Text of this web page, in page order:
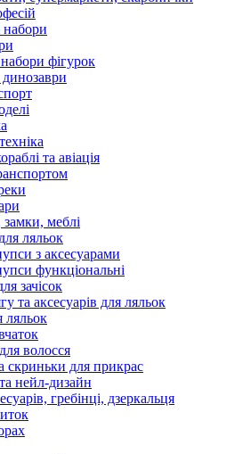
набори
фігурок
та авіація
меблі
ляльок
з аксесуарами
функціональні
зачісок
та аксесуарів для ляльок
ляльок
волосся
скриньки для прикрас
нейл-дизайн
гребінці, дзеркальця